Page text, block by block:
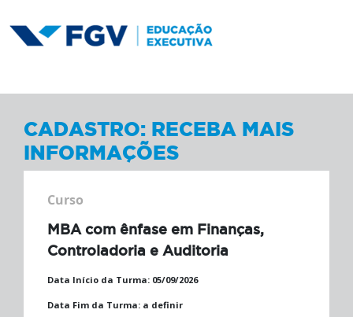
CADASTRO: RECEBA MAIS
INFORMAÇÕES
Curso
MBA com ênfase em Finanças,
Controladoria e Auditoria
Data Início da Turma: 05/09/2026
Data Fim da Turma: a definir